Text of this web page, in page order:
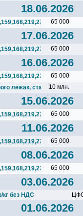
18.06.2026
65 000
17.06.2026
65 000
16.06.2026
65 000
лежак, сталь любая, 2
10 млн.
15.06.2026
65 000
11.06.2026
65 000
08.06.2026
65 000
03.06.2026
кг без НДС
01.06.2026